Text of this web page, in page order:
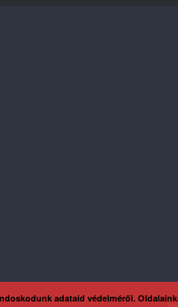
adataid védelméről.